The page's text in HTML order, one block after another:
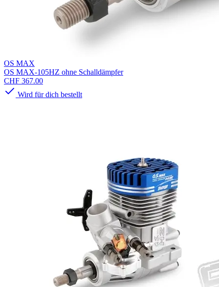
OS MAX
OS MAX-105HZ ohne Schalldämpfer
CHF 367.00
Wird für dich bestellt